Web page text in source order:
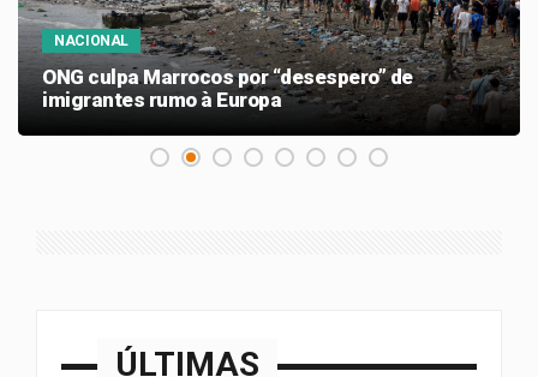
NACIONAL
ONG culpa Marrocos por “desespero” de
imigrantes rumo à Europa
ÚLTIMAS